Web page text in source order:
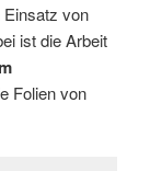
Einsatz von
ist die Arbeit
Folien von